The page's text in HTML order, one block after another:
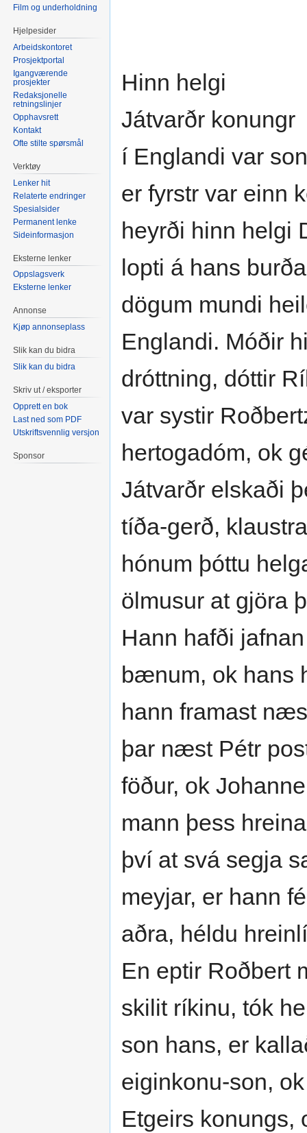
Hinn helgi
Játvarðr konungr
í Englandi var
er fyrstr var einn
heyrði hinn helgi
lopti á hans
dögum mundi
Englandi. Móðir
dróttning, dóttir
var systir
hertogadóm, ok
Játvarðr elskaði
tíða-gerð,
hónum þóttu
ölmusur at gjöra
Hann hafði
bænum, ok hans
hann framast
þar næst Pétr
föður, ok
mann þess
því at svá segja
meyjar, er hann
aðra, héldu
En eptir Roðbert
skilit ríkinu, tók
son hans, er
eiginkonu-son,
Etgeirs konungs,
Film og underholdning
Hjelpesider
Arbeidskontoret
Prosjektportal
Igangværende
prosjekter
Redaksjonelle
retningslinjer
Opphavsrett
Kontakt
Ofte stilte spørsmål
Verktøy
Lenker hit
Relaterte endringer
Spesialsider
Permanent lenke
Sideinformasjon
Eksterne lenker
Oppslagsverk
Eksterne lenker
Annonse
Kjøp annonseplass
Slik kan du bidra
Slik kan du bidra
Skriv ut / eksporter
Opprett en bok
Last ned som PDF
Utskriftsvennlig versjon
Sponsor